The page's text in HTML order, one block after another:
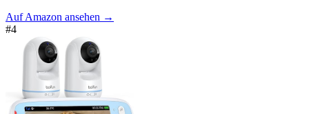
Auf Amazon ansehen →
#4